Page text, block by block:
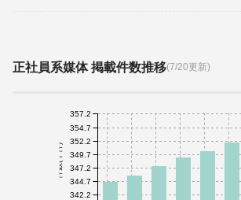
正社員系媒体 掲載件数推移(7/20更新)
件数(千件)
342.2
344.7
347.2
349.7
352.2
354.7
357.2